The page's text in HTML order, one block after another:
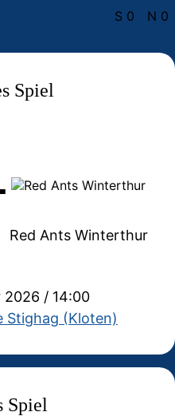
S 0 N 0
Spiel
Red Ants Winterthur
2026 / 14:00
Stighag (Kloten)
Spiel